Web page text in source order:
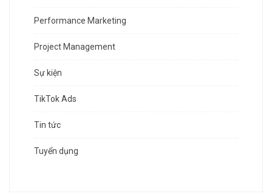
Performance Marketing
Project Management
Sự kiện
TikTok Ads
Tin tức
Tuyển dụng